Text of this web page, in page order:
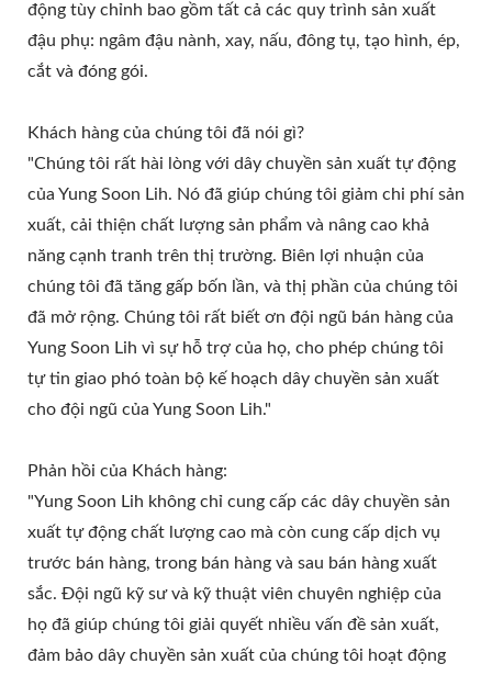
động tùy chỉnh bao gồm tất cả các quy trình sản xuất
đậu phụ: ngâm đậu nành, xay, nấu, đông tụ, tạo hình, ép,
cắt và đóng gói.
Khách hàng của chúng tôi đã nói gì?
"Chúng tôi rất hài lòng với dây chuyền sản xuất tự động
của Yung Soon Lih. Nó đã giúp chúng tôi giảm chi phí sản
xuất, cải thiện chất lượng sản phẩm và nâng cao khả
năng cạnh tranh trên thị trường. Biên lợi nhuận của
chúng tôi đã tăng gấp bốn lần, và thị phần của chúng tôi
đã mở rộng. Chúng tôi rất biết ơn đội ngũ bán hàng của
Yung Soon Lih vì sự hỗ trợ của họ, cho phép chúng tôi
tự tin giao phó toàn bộ kế hoạch dây chuyền sản xuất
cho đội ngũ của Yung Soon Lih."
Phản hồi của Khách hàng:
"Yung Soon Lih không chỉ cung cấp các dây chuyền sản
xuất tự động chất lượng cao mà còn cung cấp dịch vụ
trước bán hàng, trong bán hàng và sau bán hàng xuất
sắc. Đội ngũ kỹ sư và kỹ thuật viên chuyên nghiệp của
họ đã giúp chúng tôi giải quyết nhiều vấn đề sản xuất,
đảm bảo dây chuyền sản xuất của chúng tôi hoạt động